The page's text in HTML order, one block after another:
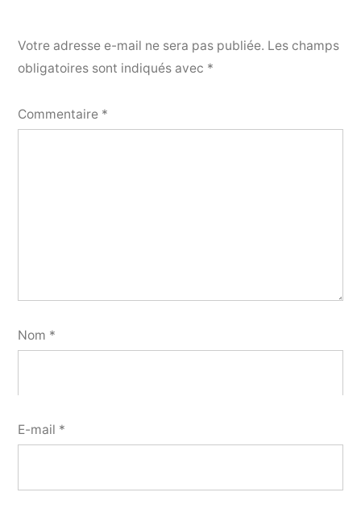
Votre adresse e-mail ne sera pas publiée. Les champs
obligatoires sont indiqués avec *
Commentaire *
Nom *
E-mail *